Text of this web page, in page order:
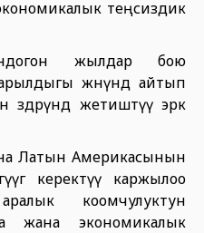
теңсиздик
жылдар бою
жөнүндө айтып
жетиштүү эрк
Латын Америкасынын
керектүү каржылоо
коомчулуктун
жана экономикалык